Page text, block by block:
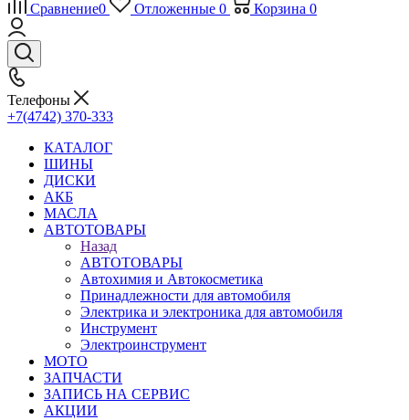
Сравнение0 Отложенные 0 Корзина 0
Телефоны
+7(4742) 370-333
КАТАЛОГ
ШИНЫ
ДИСКИ
АКБ
МАСЛА
АВТОТОВАРЫ
Назад
АВТОТОВАРЫ
Автохимия и Автокосметика
Принадлежности для автомобиля
Электрика и электроника для автомобиля
Инструмент
Электроинструмент
МОТО
ЗАПЧАСТИ
ЗАПИСЬ НА СЕРВИС
АКЦИИ